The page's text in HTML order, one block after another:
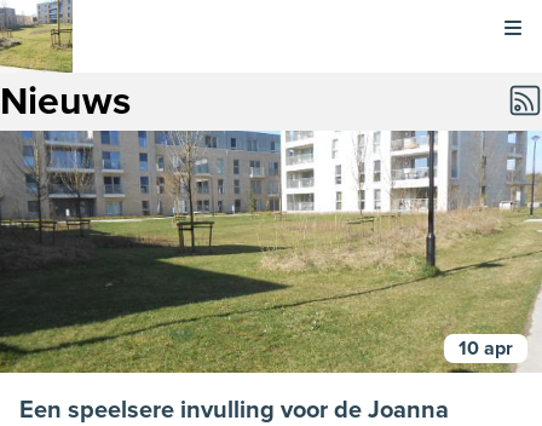
Nieuws
10 apr
Een speelsere invulling voor de Joanna